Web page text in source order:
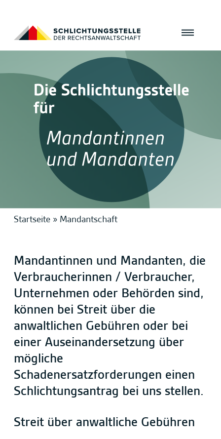
Startseite » Mandantschaft
Mandantinnen und Mandanten, die
Verbraucherinnen / Verbraucher,
Unternehmen oder Behörden sind,
können bei Streit über die
anwaltlichen Gebühren oder bei
einer Auseinandersetzung über
mögliche
Schadenersatzforderungen einen
Schlichtungsantrag bei uns stellen.
Streit über anwaltliche Gebühren